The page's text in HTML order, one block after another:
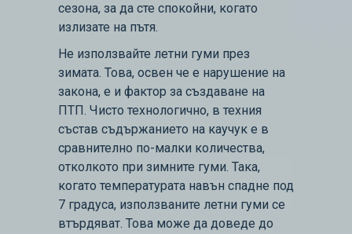
сезона, за да сте спокойни, когато
излизате на пътя.
Не използвайте летни гуми през
зимата. Това, освен че е нарушение на
закона, е и фактор за създаване на
ПТП. Чисто технологично, в техния
състав съдържанието на каучук е в
сравнително по-малки количества,
отколкото при зимните гуми. Така,
когато температурата навън спадне под
7 градуса, използваните летни гуми се
втърдяват. Това може да доведе до